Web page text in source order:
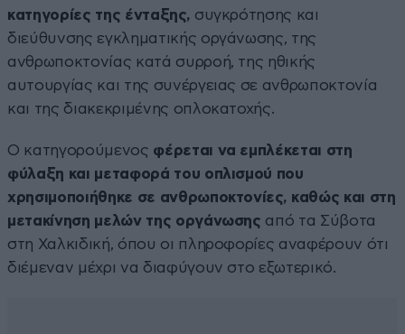
κατηγορίες της ένταξης, συγκρότησης και
διεύθυνσης εγκληματικής οργάνωσης, της
ανθρωποκτονίας κατά συρροή, της ηθικής
αυτουργίας και της συνέργειας σε ανθρωποκτονία
και της διακεκριμένης οπλοκατοχής.
Ο κατηγορούμενος φέρεται να εμπλέκεται στη
φύλαξη και μεταφορά του οπλισμού που
χρησιμοποιήθηκε σε ανθρωποκτονίες, καθώς και στη
μετακίνηση μελών της οργάνωσης από τα Σύβοτα
στη Χαλκιδική, όπου οι πληροφορίες αναφέρουν ότι
διέμεναν μέχρι να διαφύγουν στο εξωτερικό.